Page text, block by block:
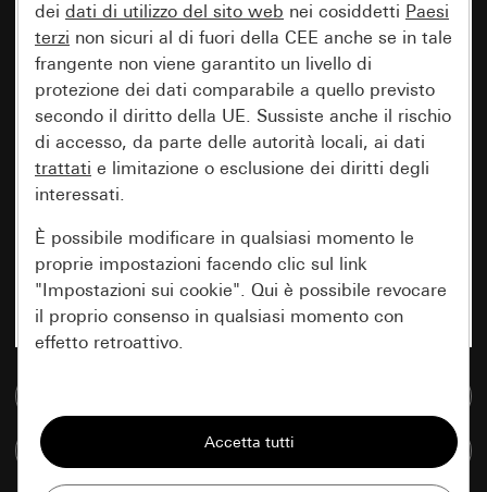
Confronta articoli
dei dati di utilizzo del sito web nei cosiddetti Paesi
terzi non sicuri al di fuori della CEE anche se in tale
frangente non viene garantito un livello di
protezione dei dati comparabile a quello previsto
secondo il diritto della UE. Sussiste anche il rischio
di accesso, da parte delle autorità locali, ai dati
trattati e limitazione o esclusione dei diritti degli
interessati.
È possibile modificare in qualsiasi momento le
proprie impostazioni facendo clic sul link
"Impostazioni sui cookie". Qui è possibile revocare
il proprio consenso in qualsiasi momento con
effetto retroattivo.
Tutti i cookie necessari per poter mostrare la
pagina.